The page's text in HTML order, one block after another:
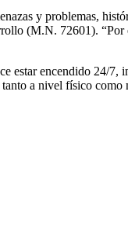
y problemas,
(M.N. 72601).
estar encendido 24/
a nivel físico como